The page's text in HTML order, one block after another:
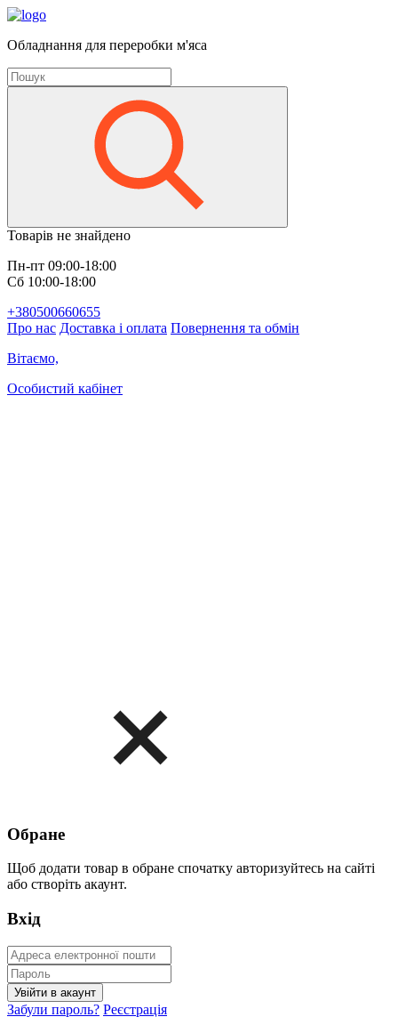
Обладнання для переробки м'яса
Товарів не знайдено
Пн-пт 09:00-18:00
Сб 10:00-18:00
+380500660655
Про нас Доставка і оплата Повернення та обмін
Вітаємо,
Особистий кабінет
Обране
Щоб додати товар в обране спочатку авторизуйтесь на сайті
або створіть акаунт.
Вхід
Забули пароль? Реєстрація